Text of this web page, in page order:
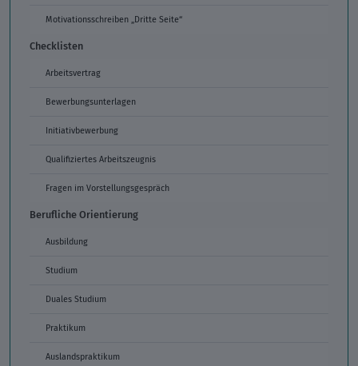
Motivationsschreiben „Dritte Seite“
Checklisten
Arbeitsvertrag
Bewerbungsunterlagen
Initiativbewerbung
Qualifiziertes Arbeitszeugnis
Fragen im Vorstellungsgespräch
Berufliche Orientierung
Ausbildung
Studium
Duales Studium
Praktikum
Auslandspraktikum